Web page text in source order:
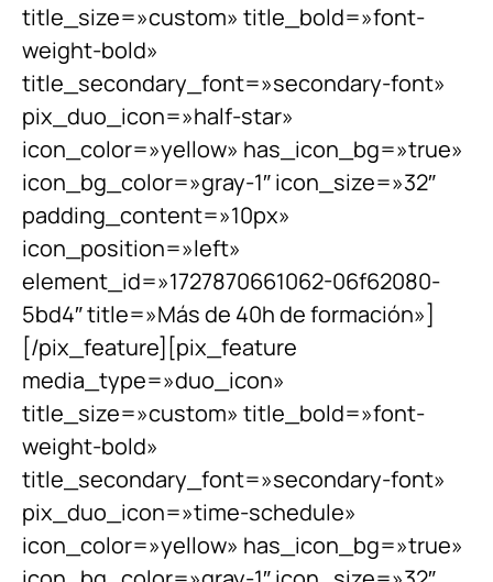
title_size=»custom» title_bold=»font-
weight-bold»
title_secondary_font=»secondary-font»
pix_duo_icon=»half-star»
icon_color=»yellow» has_icon_bg=»true»
icon_bg_color=»gray-1″ icon_size=»32″
padding_content=»10px»
icon_position=»left»
element_id=»1727870661062-06f62080-
5bd4″ title=»Más de 40h de formación»]
[/pix_feature][pix_feature
media_type=»duo_icon»
title_size=»custom» title_bold=»font-
weight-bold»
title_secondary_font=»secondary-font»
pix_duo_icon=»time-schedule»
icon_color=»yellow» has_icon_bg=»true»